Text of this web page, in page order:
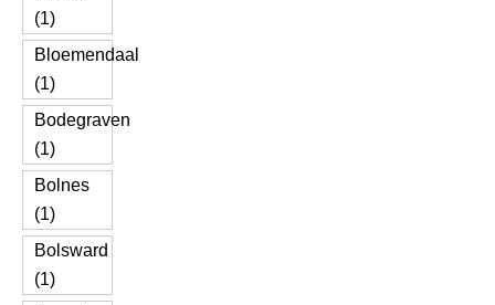
(1)
Bloemendaal
(1)
Bodegraven
(1)
Bolnes
(1)
Bolsward
(1)